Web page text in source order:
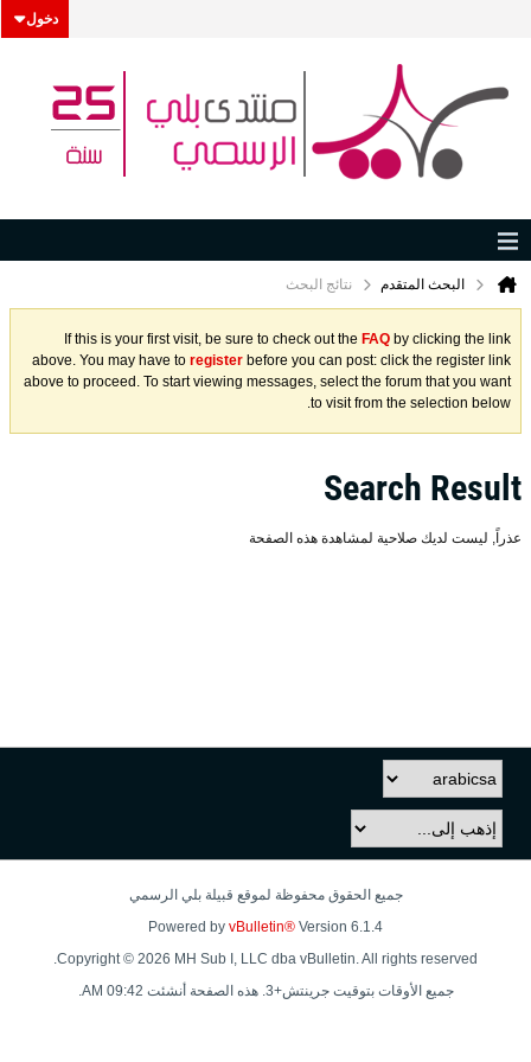
دخول
البحث المتقدم نتائج البحث
If this is your first visit, be sure to check out the FAQ by clicking the link
above. You may have to register before you can post: click the register link
above to proceed. To start viewing messages, select the forum that you want
to visit from the selection below.
Search Result
عذراً, ليست لديك صلاحية لمشاهدة هذه الصفحة
جميع الحقوق محفوظة لموقع قبيلة بلي الرسمي
Powered by vBulletin® Version 6.1.4
Copyright © 2026 MH Sub I, LLC dba vBulletin. All rights reserved.
جميع الأوقات بتوقيت جرينتش+3. هذه الصفحة أنشئت 09:42 AM.